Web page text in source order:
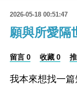
2026-05-18 00:51:47
願與所愛隔
留言 0 收藏 0
我本來想找一